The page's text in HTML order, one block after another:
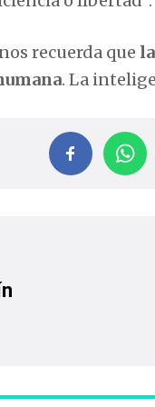
recuerda que
. La